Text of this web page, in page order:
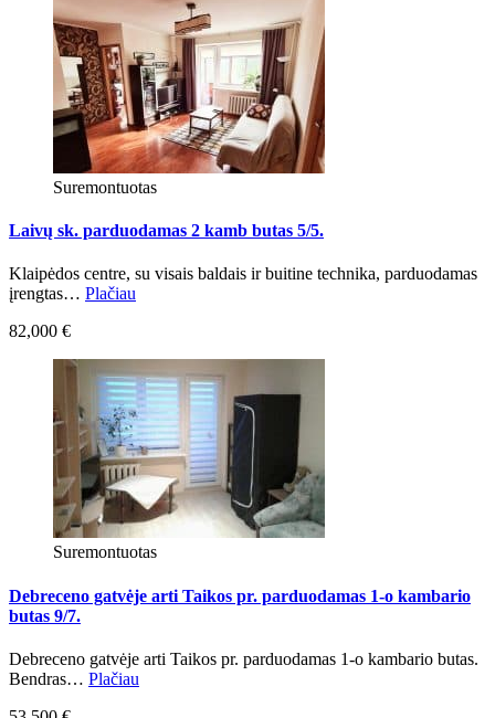
Suremontuotas
Laivų sk. parduodamas 2 kamb butas 5/5.
Klaipėdos centre, su visais baldais ir buitine technika, parduodamas
įrengtas… Plačiau
82,000 €
Suremontuotas
Debreceno gatvėje arti Taikos pr. parduodamas 1-o kambario
butas 9/7.
Debreceno gatvėje arti Taikos pr. parduodamas 1-o kambario butas.
Bendras… Plačiau